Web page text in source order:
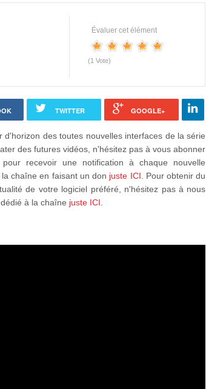
Évaluer cet élément
(1 Vote)
TWITTER GOOGLE+
des toutes nouvelles interfaces de la série
des futures vidéos, n'hésitez pas à vous abonner
recevoir une notification à chaque nouvelle
chaîne en faisant un don juste ICI. Pour obtenir du
de votre logiciel préféré, n'hésitez pas à nous
à la chaîne juste ICI.